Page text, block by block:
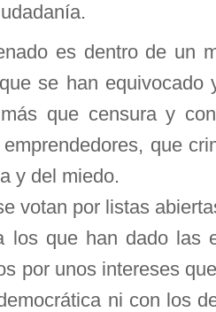
es dentro de un
se han equivocado
que censura y
que
y del miedo.
votan por listas
los que han dado las
por unos intereses
ni con los